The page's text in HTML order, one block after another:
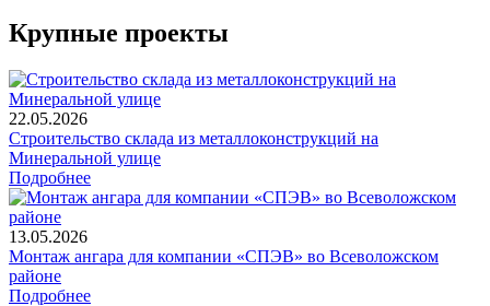
Крупные проекты
22.05.2026
Строительство склада из металлоконструкций на
Минеральной улице
Подробнее
13.05.2026
Монтаж ангара для компании «СПЭВ» во Всеволожском
районе
Подробнее